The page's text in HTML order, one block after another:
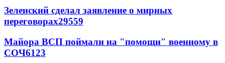
Зеленский сделал заявление о мирных
переговорах29559
Майора ВСП поймали на "помощи" военному в
СОЧ6123